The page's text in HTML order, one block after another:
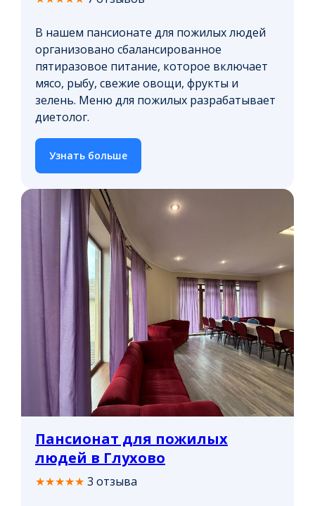
В нашем пансионате для пожилых людей
организовано сбалансированное
пятиразовое питание, которое включает
мясо, рыбу, свежие овощи, фрукты и
зелень. Меню для пожилых разрабатывает
диетолог.
Узнать больше
Пансионат для пожилых
людей в Глухово
★★★★★ 3 отзыва